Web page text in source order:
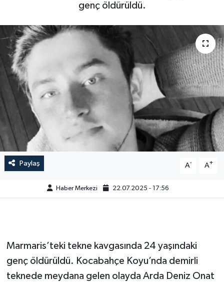
genç öldürüldü.
Paylaş A- A+
Haber Merkezi 22.07.2025 - 17:56
Marmaris’teki tekne kavgasında 24 yaşındaki
genç öldürüldü. Kocabahçe Koyu’nda demirli
teknede meydana gelen olayda Arda Deniz Onat